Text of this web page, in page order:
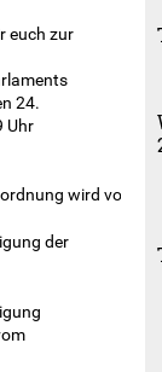
euch zur
24.
Uhr
wird
der